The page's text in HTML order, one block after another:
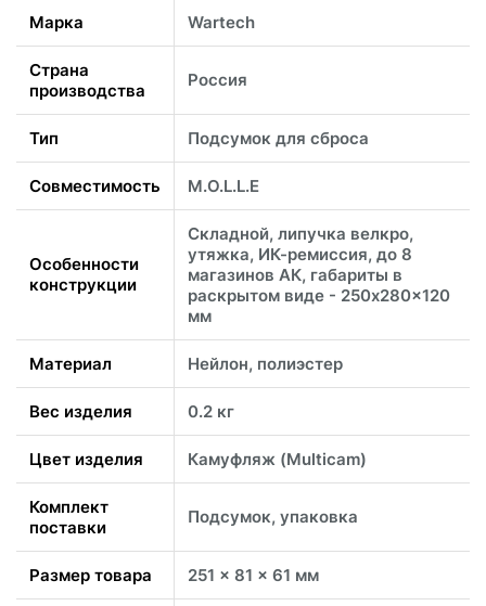
Марка Wartech
Страна
производства
Россия
Тип Подсумок для сброса
Совместимость M.O.L.L.E
Особенности
конструкции
Складной, липучка велкро,
утяжка, ИК-ремиссия, до 8
магазинов АК, габариты в
раскрытом виде - 250x280x120
мм
Материал Нейлон, полиэстер
Вес изделия 0.2 кг
Цвет изделия Камуфляж (Multicam)
Комплект
поставки
Подсумок, упаковка
Размер товара 251 x 81 x 61 мм